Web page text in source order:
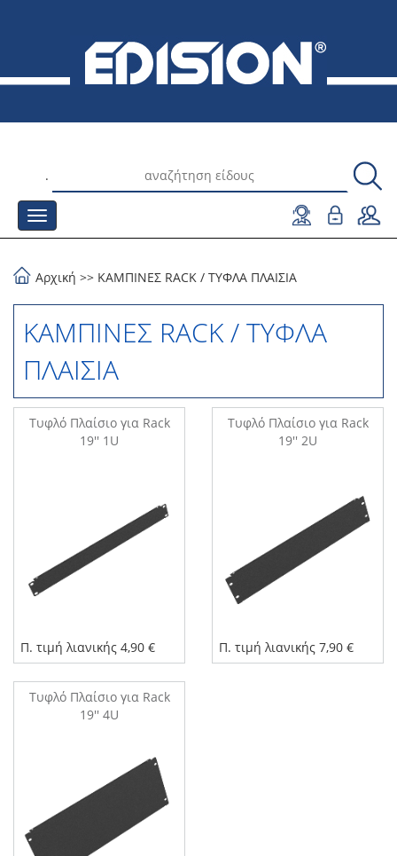
.
Αρχική >> ΚΑΜΠΙΝΕΣ RACK / ΤΥΦΛΑ ΠΛΑΙΣΙΑ
ΚΑΜΠΙΝΕΣ RACK / ΤΥΦΛΑ
ΠΛΑΙΣΙΑ
Τυφλό Πλαίσιο για Rack
19'' 1U
Π. τιμή λιανικής 4,90 €
Τυφλό Πλαίσιο για Rack
19'' 2U
Π. τιμή λιανικής 7,90 €
Τυφλό Πλαίσιο για Rack
19'' 4U